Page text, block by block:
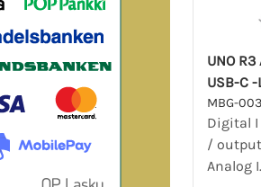
UNO R3
USB-C -
MBG-
Digital
/
Analog